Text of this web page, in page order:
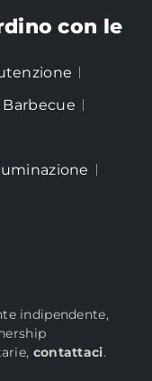
con le
indipendente,
contattaci.